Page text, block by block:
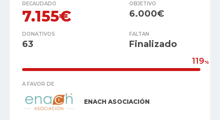
RECAUDADO
7.155€
OBJETIVO
6.000€
DONATIVOS
63
FALTAN
Finalizado
119%
A FAVOR DE
ENACH ASOCIACIÓN